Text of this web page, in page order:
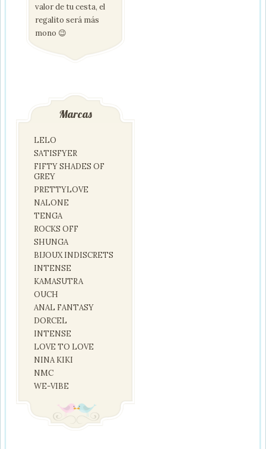
valor de tu cesta, el
regalito será más
mono 😉
Marcas
LELO
SATISFYER
FIFTY SHADES OF
GREY
PRETTYLOVE
NALONE
TENGA
ROCKS OFF
SHUNGA
BIJOUX INDISCRETS
INTENSE
KAMASUTRA
OUCH
ANAL FANTASY
DORCEL
INTENSE
LOVE TO LOVE
NINA KIKI
NMC
WE-VIBE